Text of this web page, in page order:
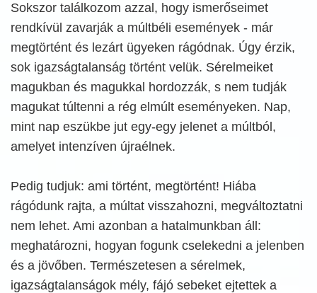
Sokszor találkozom azzal, hogy ismerőseimet
rendkívül zavarják a múltbéli események - már
megtörtént és lezárt ügyeken rágódnak. Úgy érzik,
sok igazságtalanság történt velük. Sérelmeiket
magukban és magukkal hordozzák, s nem tudják
magukat túltenni a rég elmúlt eseményeken. Nap,
mint nap eszükbe jut egy-egy jelenet a múltból,
amelyet intenzíven újraélnek.
Pedig tudjuk: ami történt, megtörtént! Hiába
rágódunk rajta, a múltat visszahozni, megváltoztatni
nem lehet. Ami azonban a hatalmunkban áll:
meghatározni, hogyan fogunk cselekedni a jelenben
és a jövőben. Természetesen a sérelmek,
igazságtalanságok mély, fájó sebeket ejtettek a